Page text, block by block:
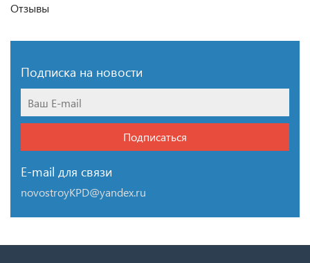
Отзывы
Подписка на новости
Подписаться
E-mail для связи
novostroyKPD@yandex.ru